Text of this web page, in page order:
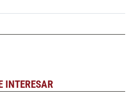
INTERESAR